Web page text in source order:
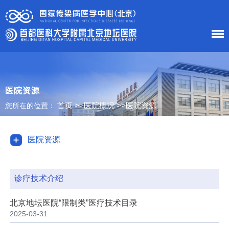
患者服务
科室导航
新闻中心
党建工作
医院资源
您所在的位置： 首页>>医院概况>>医院资源
医院资源
诊疗技术介绍
北京地坛医院“限制类”医疗技术目录
2025-03-31